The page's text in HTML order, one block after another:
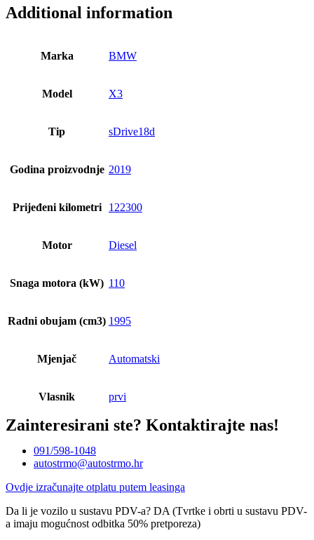
Additional information
Marka BMW
Model X3
Tip sDrive18d
Godina proizvodnje 2019
Prijeđeni kilometri 122300
Motor Diesel
Snaga motora (kW) 110
Radni obujam (cm3) 1995
Mjenjač Automatski
Vlasnik prvi
Zainteresirani ste? Kontaktirajte nas!
091/598-1048
autostrmo@autostrmo.hr
Ovdje izračunajte otplatu putem leasinga
Da li je vozilo u sustavu PDV-a? DA (Tvrtke i obrti u sustavu PDV-
a imaju mogućnost odbitka 50% pretporeza)